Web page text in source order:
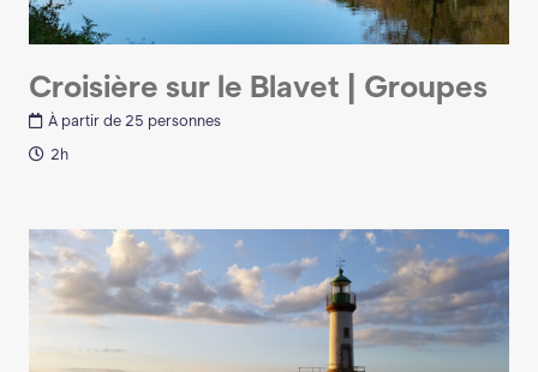
Croisière sur le Blavet | Groupes
À partir de 25 personnes
2h